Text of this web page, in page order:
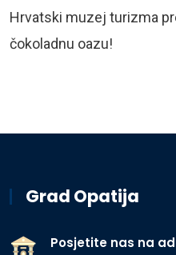
Hrvatski muzej turizma
čokoladnu oazu!
Grad Opatija
Posjetite nas na